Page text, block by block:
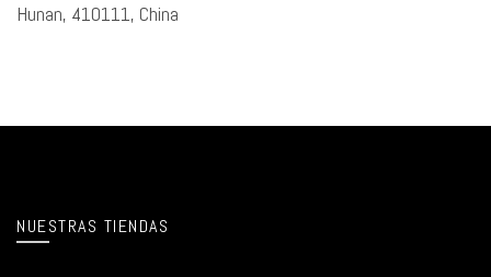
Hunan, 410111, China
NUESTRAS TIENDAS